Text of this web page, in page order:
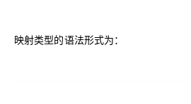
映射类型的语法形式为：